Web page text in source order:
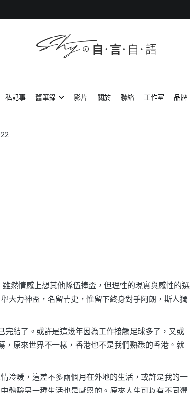
私記事 舊筆錄 影片 關於 聯絡 工作室 品牌
然情感上想其他隊伍捧盃，但理性的現實與感性的選
大力神盃，名留青史，惟留下終身對手阿朗，斯人獨
結了。或許是這幾年因為工作接觸足球多了，又或
原來世界不一樣，香港也不是我們熟悉的香港。就
冷暖，這差不多兩個月在外地的生活，或許是我的一
體驗另一種生活也是感恩的。原來人生可以有不同選